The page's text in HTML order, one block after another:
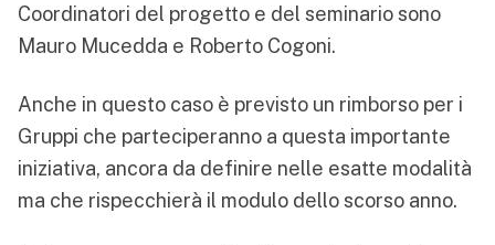
Coordinatori del progetto e del seminario sono
Mauro Mucedda e Roberto Cogoni.
Anche in questo caso è previsto un rimborso per i
Gruppi che parteciperanno a questa importante
iniziativa, ancora da definire nelle esatte modalità
ma che rispecchierà il modulo dello scorso anno.